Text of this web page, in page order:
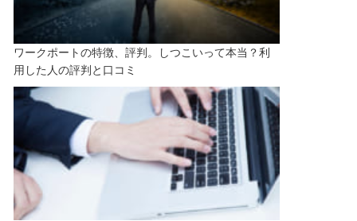
ワークポートの特徴、評判。しつこいって本当？利
用した人の評判と口コミ